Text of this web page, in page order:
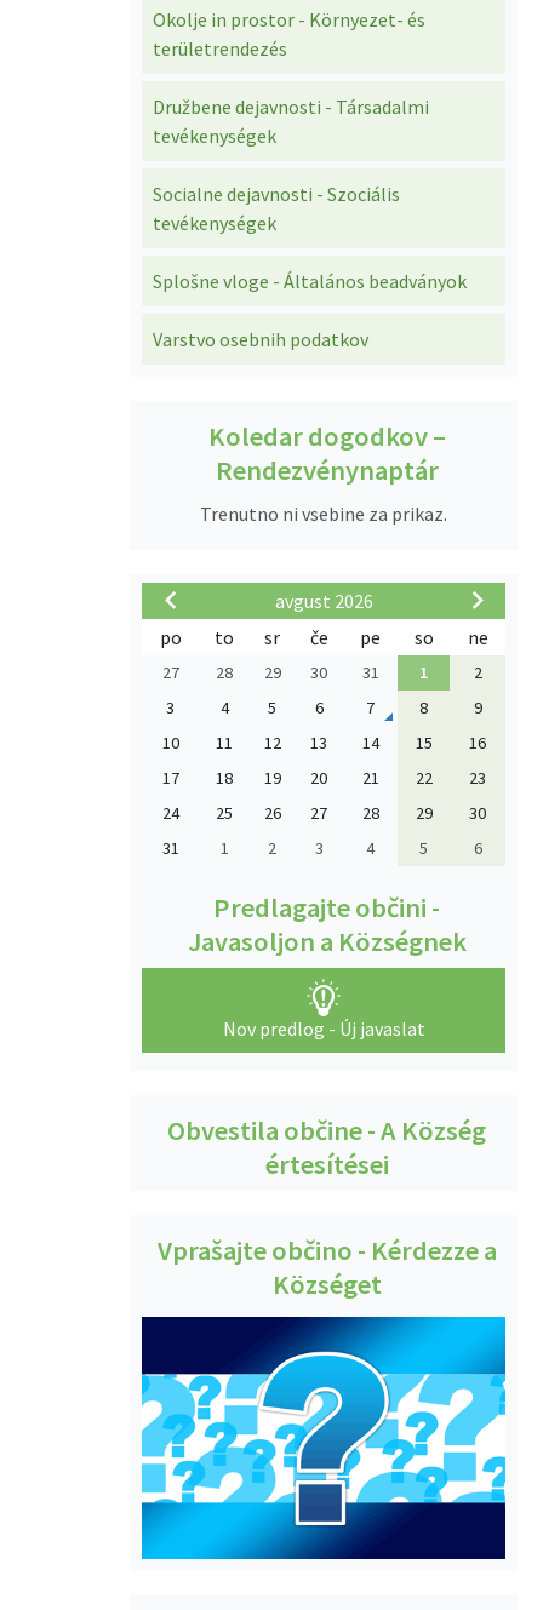
Okolje in prostor - Környezet- és
területrendezés
Družbene dejavnosti - Társadalmi
tevékenységek
Socialne dejavnosti - Szociális
tevékenységek
Splošne vloge - Általános beadványok
Varstvo osebnih podatkov
Koledar dogodkov –
Rendezvénynaptár
Trenutno ni vsebine za prikaz.
avgust 2026
po
to sr če pe so ne
27 28 29 30 31 1
2
3
4 5 6 7 8
9
10
11 12 13 14 15
16
17
18 19 20 21 22
23
24
25 26 27 28 29
30
31
1 2 3 4 5 6
Predlagajte občini -
Javasoljon a Községnek
Nov predlog - Új javaslat
Obvestila občine - A Község
értesítései
Vprašajte občino - Kérdezze a
Községet